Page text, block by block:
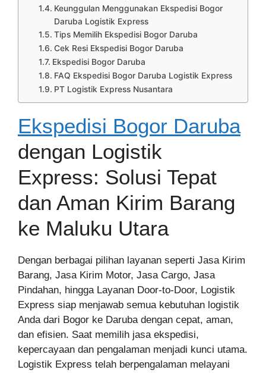
Keunggulan Menggunakan Ekspedisi Bogor
Daruba Logistik Express
Tips Memilih Ekspedisi Bogor Daruba
Cek Resi Ekspedisi Bogor Daruba
Ekspedisi Bogor Daruba
FAQ Ekspedisi Bogor Daruba Logistik Express
PT Logistik Express Nusantara
Ekspedisi Bogor Daruba
dengan Logistik
Express: Solusi Tepat
dan Aman Kirim Barang
ke Maluku Utara
Dengan berbagai pilihan layanan seperti Jasa Kirim
Barang, Jasa Kirim Motor, Jasa Cargo, Jasa
Pindahan, hingga Layanan Door-to-Door, Logistik
Express siap menjawab semua kebutuhan logistik
Anda dari Bogor ke Daruba dengan cepat, aman,
dan efisien. Saat memilih jasa ekspedisi,
kepercayaan dan pengalaman menjadi kunci utama.
Logistik Express telah berpengalaman melayani